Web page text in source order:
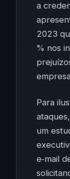
a
2023
% nos
Para
um
e‑mail